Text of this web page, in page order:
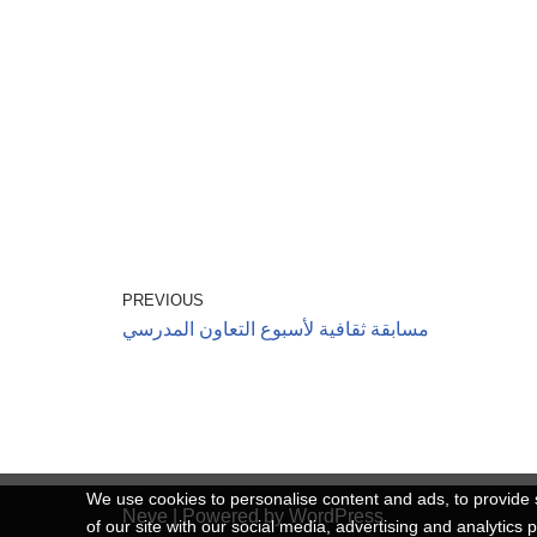
PREVIOUS
مسابقة ثقافية لأسبوع التعاون المدرسي
Neve | Powered by WordPress
We use cookies to personalise content and ads, to
of our site with our social media, advertising and analytics